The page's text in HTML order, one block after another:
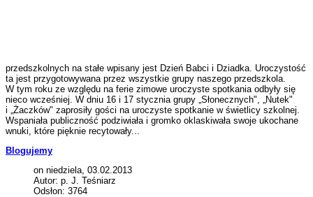
przedszkolnych na stałe wpisany jest Dzień Babci i Dziadka. Uroczystość
ta jest przygotowywana przez wszystkie grupy naszego przedszkola.
W tym roku ze względu na ferie zimowe uroczyste spotkania odbyły się
nieco wcześniej. W dniu 16 i 17 stycznia grupy „Słonecznych", „Nutek"
i „Żaczków" zaprosiły gości na uroczyste spotkanie w świetlicy szkolnej.
Wspaniała publiczność podziwiała i gromko oklaskiwała swoje ukochane
wnuki, które pięknie recytowały...
Blogujemy
on niedziela, 03.02.2013
Autor: p. J. Teśniarz
Odsłon: 3764